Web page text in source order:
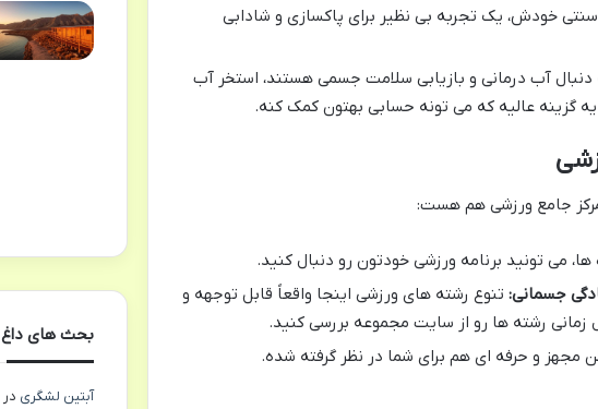
سنتی خودش، یک تجربه بی نظیر برای پاکسازی و شادابی
دنبال آب درمانی و بازیابی سلامت جسمی هستند، استخر آب
مرکز جامع ورزشی هم هست:
می تونید برنامه ورزشی خودتون رو دنبال کنید.
جسمانی: تنوع رشته های ورزشی اینجا واقعاً قابل توجهه و
رشته ها رو از سایت مجموعه بررسی کنید.
مجهز و حرفه ای هم برای شما در نظر گرفته شده.
بحث های داغ
آبتین لشگری در